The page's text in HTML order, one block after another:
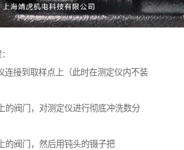
连接到取样点上（此时在测定仪内不装
的阀门，对测定仪进行彻底冲洗数分
的阀门，然后用钝头的镊子把